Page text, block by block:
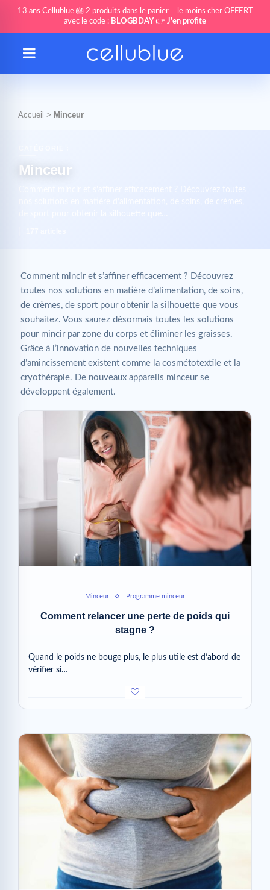
13 ans Cellublue 🎂 2 produits dans le panier = le moins cher OFFERT
avec le code : BLOGBDAY 👉 J'en profite
Accueil > Minceur
Minceur
Comment mincir et s’affiner efficacement ? Découvrez toutes
nos solutions en matière d’alimentation, de soins, de crèmes,
Comment mincir et s’affiner efficacement ? Découvrez
toutes nos solutions en matière d’alimentation, de soins,
de crèmes, de sport pour obtenir la silhouette que vous
souhaitez. Vous saurez désormais toutes les solutions
pour mincir par zone du corps et éliminer les graisses.
Grâce à l’innovation de nouvelles techniques
d’amincissement existent comme la cosmétotextile et la
cryothérapie. De nouveaux appareils minceur se
développent également.
Minceur Programme minceur
Comment relancer une perte de poids qui
stagne ?
Quand le poids ne bouge plus, le plus utile est d’abord de
vérifier si…